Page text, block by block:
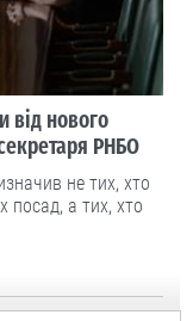
від нового
РНБО
не тих, хто
посад, а тих, хто